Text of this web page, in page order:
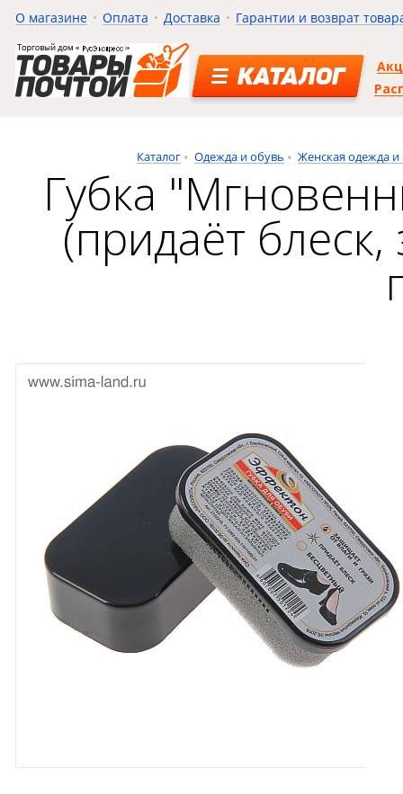
О магазине Оплата Доставка Гарантии и возврат
КАТАЛОГ
Каталог Одежда и обувь Женская одежда и
Губка
(придаёт